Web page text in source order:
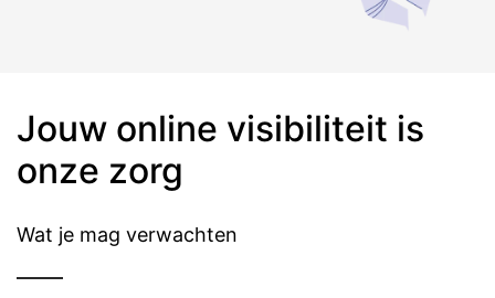
Jouw online visibiliteit is
onze zorg
Wat je mag verwachten